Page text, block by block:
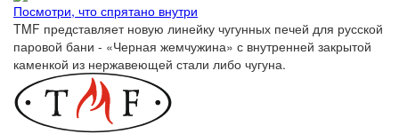
Посмотри, что спрятано внутри
TMF представляет новую линейку чугунных печей для русской
паровой бани - «Черная жемчужина» с внутренней закрытой
каменкой из нержавеющей стали либо чугуна.